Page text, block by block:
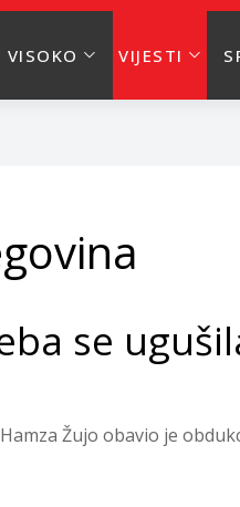
VISOKO VIJESTI
se
Žujo obavio je